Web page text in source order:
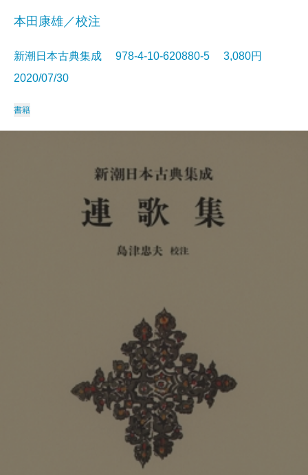
本田康雄／校注
新潮日本古典集成 978-4-10-620880-5 3,080円
2020/07/30
書籍